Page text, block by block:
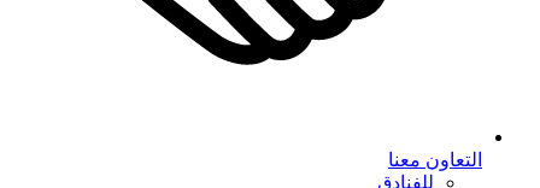
التعاون معنا
للفنادق